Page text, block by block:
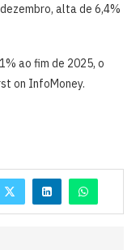
alta de 6,4%
ao fim de 2025, o
on InfoMoney.